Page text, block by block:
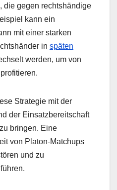
die gegen rechtshändige
kann ein
mit einer starken
in späten
werden, um von
Strategie mit der
der Einsatzbereitschaft
bringen. Eine
von Platon-Matchups
und zu